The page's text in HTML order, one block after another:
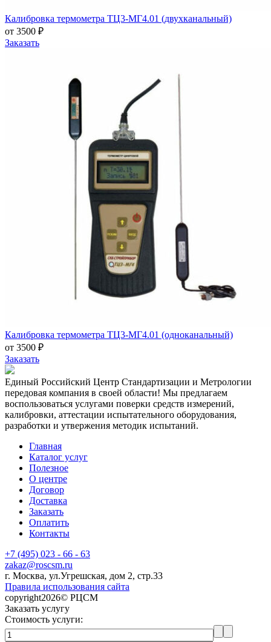
Калибровка термометра ТЦ3-МГ4.01 (двухканальный)
от 3500 ₽
Заказать
Калибровка термометра ТЦ3-МГ4.01 (одноканальный)
от 3500 ₽
Заказать
Единый Российский Центр Стандартизации и Метрологии
передовая компания в своей области! Мы предлагаем
воспользоваться услугами поверки средств измерений,
калибровки, аттестации испытательного оборудования,
разработки и утвержения методик испытаний.
Главная
Каталог услуг
Полезное
О центре
Договор
Доставка
Заказать
Оплатить
Контакты
+7 (495) 023 - 66 - 63
zakaz@roscsm.ru
г. Москва, ул.Угрешская, дом 2, стр.33
Правила использования сайта
copyright2026© РЦСМ
Заказать услугу
Стоимость услуги: